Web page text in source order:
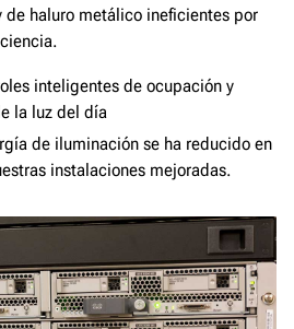
de haluro metálico ineficientes por
inteligentes de ocupación y
la luz del día
de iluminación se ha reducido en
instalaciones mejoradas.